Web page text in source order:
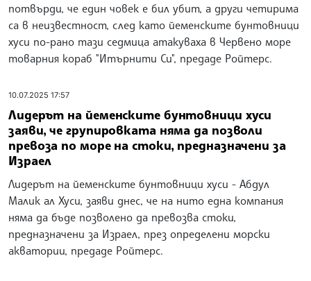
потвърди, че един човек е бил убит, а други четирима
са в неизвестност, след като йеменските бунтовници
хуси по-рано тази седмица атакуваха в Червено море
товарния кораб "Итърнити Си", предаде Ройтерс.
10.07.2025 17:57
Лидерът на йеменските бунтовници хуси
заяви, че групировката няма да позволи
превоза по море на стоки, предназначени за
Израел
Лидерът на йеменските бунтовници хуси - Абдул
Малик ал Хуси, заяви днес, че на нито една компания
няма да бъде позволено да превозва стоки,
предназначени за Израел, през определени морски
акватории, предаде Ройтерс.